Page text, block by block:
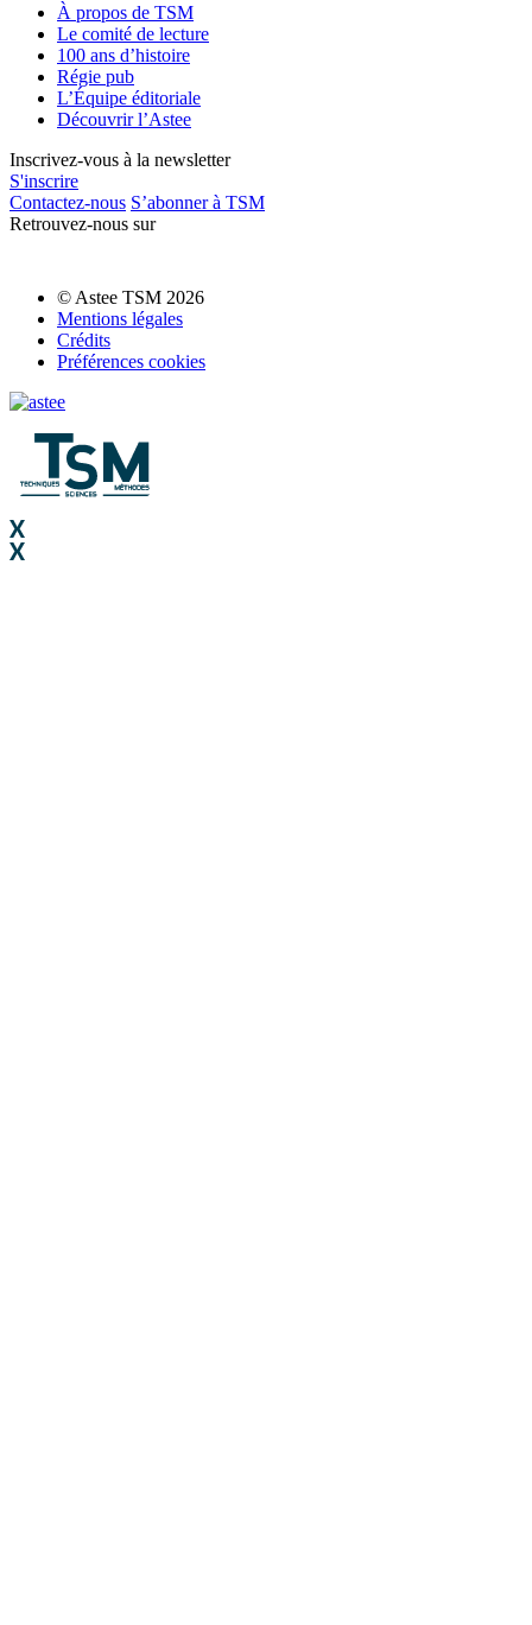
À propos de TSM
Le comité de lecture
100 ans d’histoire
Régie pub
L’Équipe éditoriale
Découvrir l’Astee
Inscrivez-vous à la newsletter
S'inscrire
Contactez-nous S’abonner à TSM
Retrouvez-nous sur
© Astee TSM 2026
Mentions légales
Crédits
Préférences cookies